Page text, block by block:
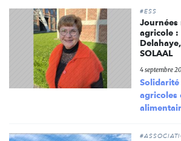
#ESS
Journées
agricole :
SOLAAL
4 septembre
agricoles